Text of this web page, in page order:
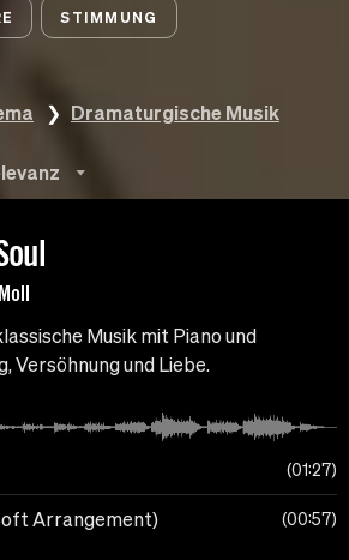
STIMMUNG
Dramaturgische Musik
Musik mit Piano und
Versöhnung und Liebe.
01:27
Arrangement) 00:57